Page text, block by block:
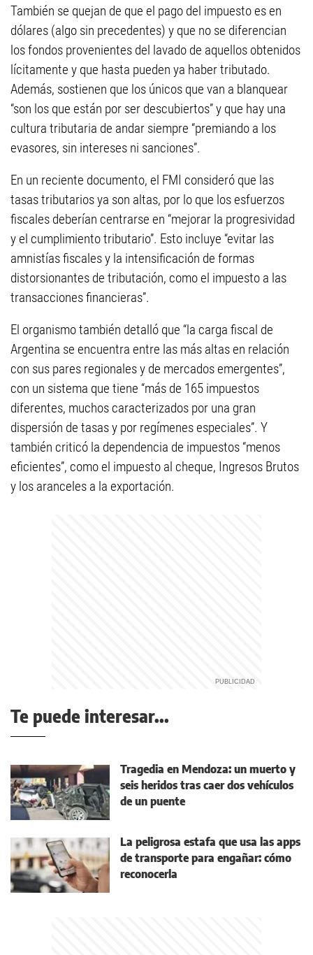
También se quejan de que el pago del impuesto es en
dólares (algo sin precedentes) y que no se diferencian
los fondos provenientes del lavado de aquellos obtenidos
lícitamente y que hasta pueden ya haber tributado.
Además, sostienen que los únicos que van a blanquear
“son los que están por ser descubiertos” y que hay una
cultura tributaria de andar siempre “premiando a los
evasores, sin intereses ni sanciones”.
En un reciente documento, el FMI consideró que las
tasas tributarios ya son altas, por lo que los esfuerzos
fiscales deberían centrarse en “mejorar la progresividad
y el cumplimiento tributario”. Esto incluye “evitar las
amnistías fiscales y la intensificación de formas
distorsionantes de tributación, como el impuesto a las
transacciones financieras”.
El organismo también detalló que “la carga fiscal de
Argentina se encuentra entre las más altas en relación
con sus pares regionales y de mercados emergentes”,
con un sistema que tiene “más de 165 impuestos
diferentes, muchos caracterizados por una gran
dispersión de tasas y por regímenes especiales”. Y
también criticó la dependencia de impuestos “menos
eficientes”, como el impuesto al cheque, Ingresos Brutos
y los aranceles a la exportación.
Te puede interesar...
Tragedia en Mendoza: un muerto y
seis heridos tras caer dos vehículos
de un puente
La peligrosa estafa que usa las apps
de transporte para engañar: cómo
reconocerla